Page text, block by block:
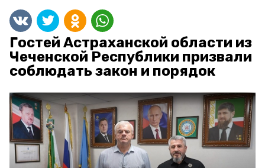
Гостей Астраханской области из
Чеченской Республики призвали
соблюдать закон и порядок